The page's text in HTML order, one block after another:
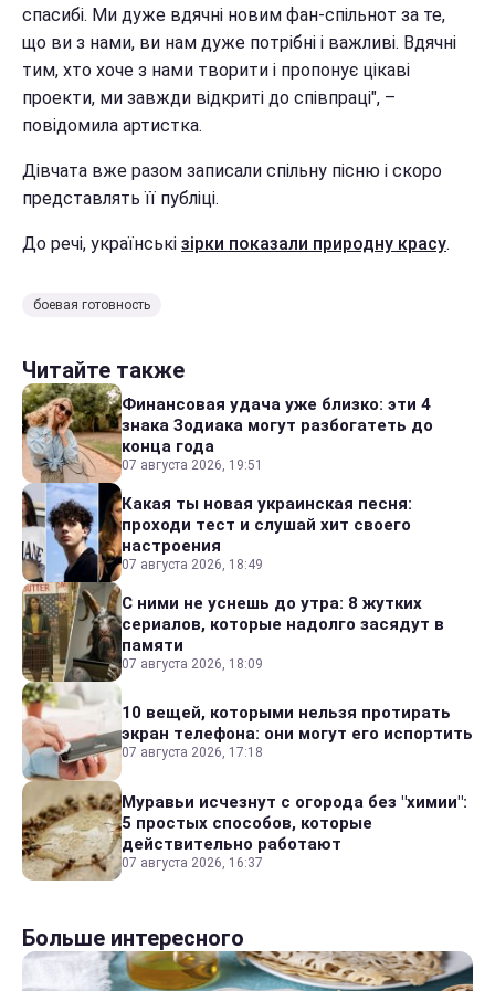
спасибі. Ми дуже вдячні новим фан-спільнот за те,
що ви з нами, ви нам дуже потрібні і важливі. Вдячні
тим, хто хоче з нами творити і пропонує цікаві
проекти, ми завжди відкриті до співпраці", –
повідомила артистка.
Дівчата вже разом записали спільну пісню і скоро
представлять її публіці.
До речі, українські зірки показали природну красу.
боевая готовность
Читайте также
Финансовая удача уже близко: эти 4
знака Зодиака могут разбогатеть до
конца года
07 августа 2026, 19:51
Какая ты новая украинская песня:
проходи тест и слушай хит своего
настроения
07 августа 2026, 18:49
С ними не уснешь до утра: 8 жутких
сериалов, которые надолго засядут в
памяти
07 августа 2026, 18:09
10 вещей, которыми нельзя протирать
экран телефона: они могут его испортить
07 августа 2026, 17:18
Муравьи исчезнут с огорода без "химии":
5 простых способов, которые
действительно работают
07 августа 2026, 16:37
Больше интересного